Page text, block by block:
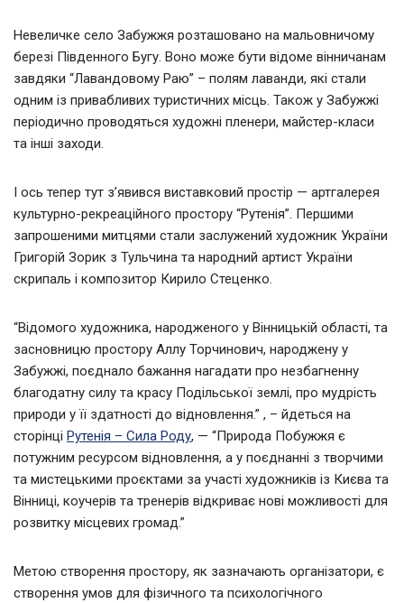
Невеличке село Забужжя розташовано на мальовничому
березі Південного Бугу. Воно може бути відоме вінничанам
завдяки “Лавандовому Раю” – полям лаванди, які стали
одним із привабливих туристичних місць. Також у Забужжі
періодично проводяться художні пленери, майстер-класи
та інші заходи.
І ось тепер тут з’явився виставковий простір — артгалерея
культурно-рекреаційного простору “Рутенія”. Першими
запрошеними митцями стали заслужений художник України
Григорій Зорик з Тульчина та народний артист України
скрипаль і композитор Кирило Стеценко.
“Відомого художника, народженого у Вінницькій області, та
засновницю простору Аллу Торчинович, народжену у
Забужжі, поєднало бажання нагадати про незбагненну
благодатну силу та красу Подільської землі, про мудрість
природи у її здатності до відновлення.” , – йдеться на
сторінці Рутенія – Сила Роду, — “Природа Побужжя є
потужним ресурсом відновлення, а у поєднанні з творчими
та мистецькими проєктами за участі художників із Києва та
Вінниці, коучерів та тренерів відкриває нові можливості для
розвитку місцевих громад.”
Метою створення простору, як зазначають організатори, є
створення умов для фізичного та психологічного